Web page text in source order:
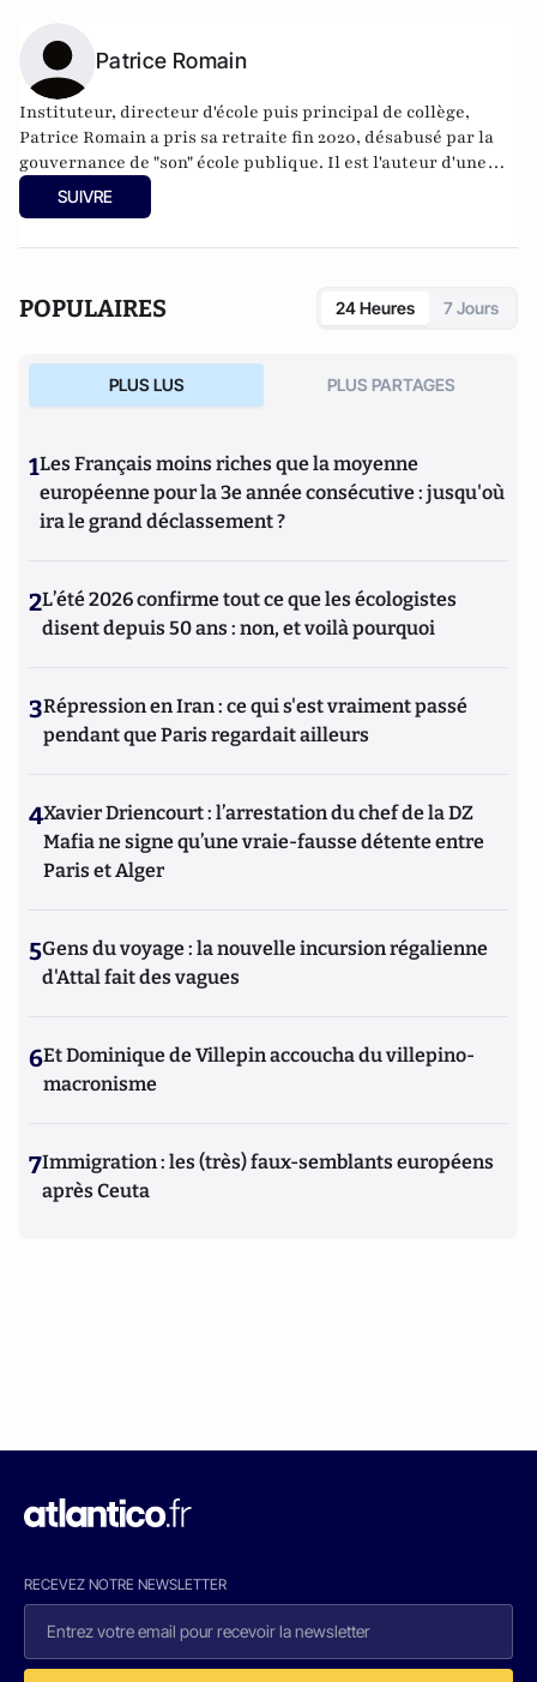
Patrice Romain
Instituteur, directeur d'école puis principal de collège,
Patrice Romain a pris sa retraite fin 2020, désabusé par la
gouvernance de "son" école publique. Il est l'auteur d'une
dizaine de livres sur l'Éducation nationale, dont le best-
seller Mots d'excuse. Son dernier ouvrage est
SUIVRE
POPULAIRES 24 Heures 7 Jours
PLUS LUS PLUS PARTAGES
1Les Français moins riches que la moyenne
européenne pour la 3e année consécutive : jusqu'où
ira le grand déclassement ?
2L’été 2026 confirme tout ce que les écologistes
disent depuis 50 ans : non, et voilà pourquoi
3Répression en Iran : ce qui s'est vraiment passé
pendant que Paris regardait ailleurs
4Xavier Driencourt : l’arrestation du chef de la DZ
Mafia ne signe qu’une vraie-fausse détente entre
Paris et Alger
5Gens du voyage : la nouvelle incursion régalienne
d'Attal fait des vagues
6Et Dominique de Villepin accoucha du villepino-
macronisme
7Immigration : les (très) faux-semblants européens
après Ceuta
RECEVEZ NOTRE NEWSLETTER